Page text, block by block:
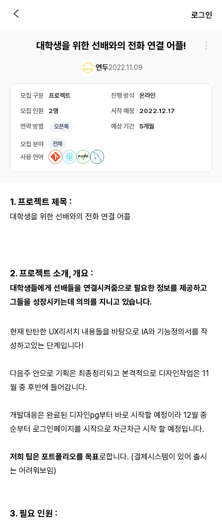
로그인
대학생을 위한 선배와의 전화 연결 어플!
연두2022.11.09
모집 구분 프로젝트 진행 방식 온라인
모집 인원 2명 시작 예정 2022.12.17
연락 방법 오픈톡 예상 기간 5개월
모집 분야 전체
사용 언어
1. 프로젝트 제목 :
대학생을 위한 선배와의 전화 연결 어플
2. 프로젝트 소개, 개요 :
대학생들에게 선배들을 연결시켜줌으로 필요한 정보를 제공하고
그들을 성장시키는데 의의를 지니고 있습니다.
현재 탄탄한 UX리서치 내용들을 바탕으로 IA와 기능정의서를 작
성하고있는 단계입니다!
다음주 안으로 기획은 최종정리되고 본격적으로 디자인작업은 11
월 중 후반에 들어갑니다.
개발대응은 완료된 디자인pg부터 바로 시작할 예정이라 12월 중
순부터 로그인페이지를 시작으로 차근차근 시작 할 예정입니다.
저희 팀은 포트폴리오를 목표로합니다. (결제시스템이 있어 출시
는 어려워보임)
3. 필요 인원 :